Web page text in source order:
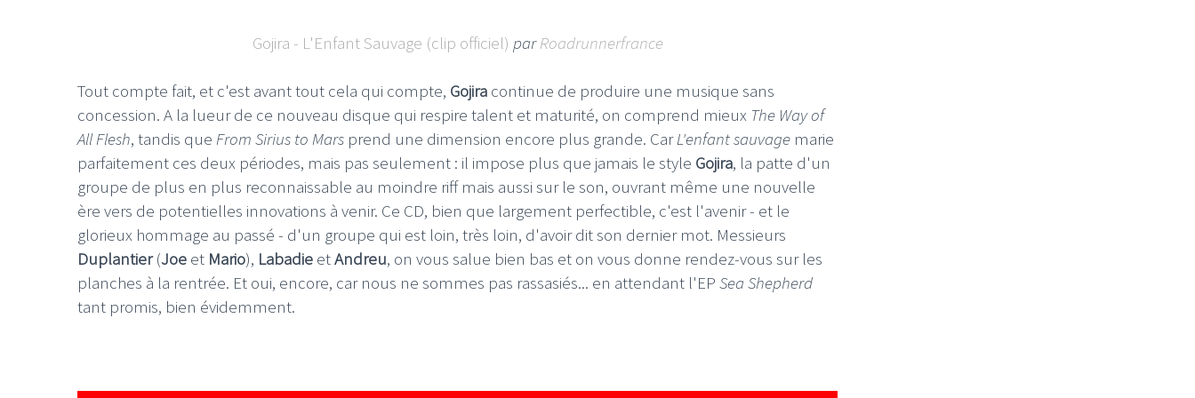
Gojira - L'Enfant Sauvage (clip officiel) parRoadrunnerfrance
Tout compte fait, et c'est avant tout cela qui compte, Gojira continue de produire une musique sans
concession. A la lueur de ce nouveau disque qui respire talent et maturité, on comprend mieux The Way of
All Flesh, tandis que From Sirius to Mars prend une dimension encore plus grande. CarL'enfant sauvage marie
parfaitement ces deux périodes, mais pas seulement : il impose plus que jamais le style Gojira, la patte d'un
groupe de plus en plus reconnaissable au moindre riff mais aussi sur le son, ouvrant même une nouvelle
ère vers de potentielles innovations à venir. Ce CD, bien que largement perfectible, c'est l'avenir - et le
glorieux hommage au passé - d'un groupe qui est loin, très loin, d'avoir dit son dernier mot. Messieurs
Duplantier(Joe et Mario), Labadie etAndreu, on vous salue bien bas et on vous donne rendez-vous sur les
planches à la rentrée. Et oui, encore, car nous ne sommes pas rassasiés... en attendant l'EP Sea Shepherd
tant promis, bien évidemment.